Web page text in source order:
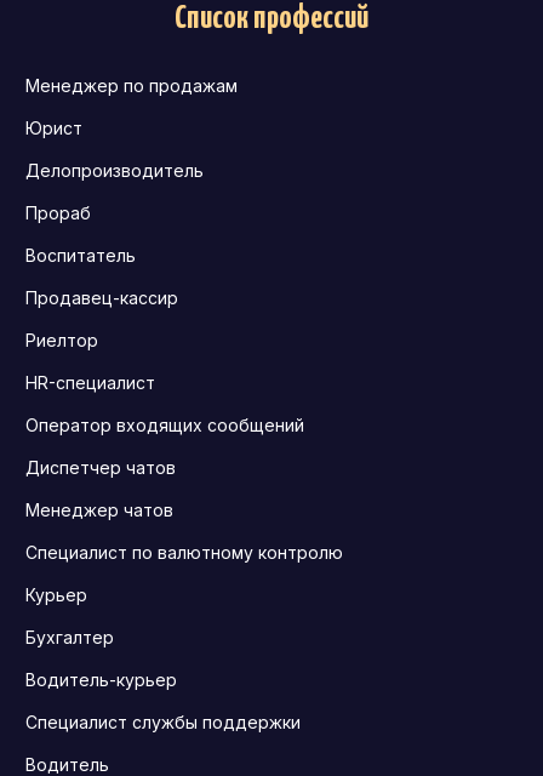
Список профессий
Менеджер по продажам
Юрист
Делопроизводитель
Прораб
Воспитатель
Продавец-кассир
Риелтор
HR-специалист
Оператор входящих сообщений
Диспетчер чатов
Менеджер чатов
Специалист по валютному контролю
Курьер
Бухгалтер
Водитель-курьер
Специалист службы поддержки
Водитель